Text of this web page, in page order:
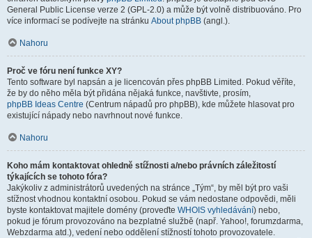
General Public License verze 2 (GPL-2.0) a může být volně distribuováno. Pro
více informací se podívejte na stránku About phpBB (angl.).
Nahoru
Proč ve fóru není funkce XY?
Tento software byl napsán a je licencován přes phpBB Limited. Pokud věříte,
že by do něho měla být přidána nějaká funkce, navštivte, prosím,
phpBB Ideas Centre (Centrum nápadů pro phpBB), kde můžete hlasovat pro
existující nápady nebo navrhnout nové funkce.
Nahoru
Koho mám kontaktovat ohledně stížnosti a/nebo právních záležitostí
týkajících se tohoto fóra?
Jakýkoliv z administrátorů uvedených na stránce „Tým“, by měl být pro vaši
stížnost vhodnou kontaktní osobou. Pokud se vám nedostane odpovědi, měli
byste kontaktovat majitele domény (proveďte WHOIS vyhledávání) nebo,
pokud je fórum provozováno na bezplatné službě (např. Yahoo!, forumzdarma,
Webzdarma atd.), vedení nebo oddělení stížností tohoto provozovatele.